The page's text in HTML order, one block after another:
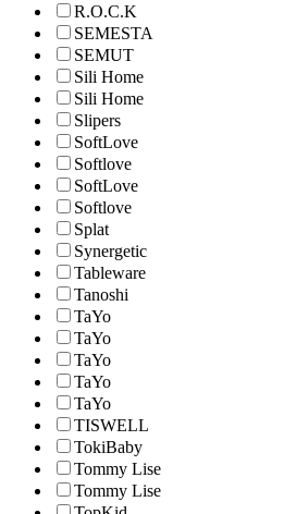
R.O.C.K
SEMESTA
SEMUT
Sili Home
Sili Home
Slipers
SoftLove
Softlove
SoftLove
Softlove
Splat
Synergetic
Tableware
Tanoshi
TaYo
TaYo
TaYo
TaYo
TaYo
TISWELL
TokiBaby
Tommy Lise
Tommy Lise